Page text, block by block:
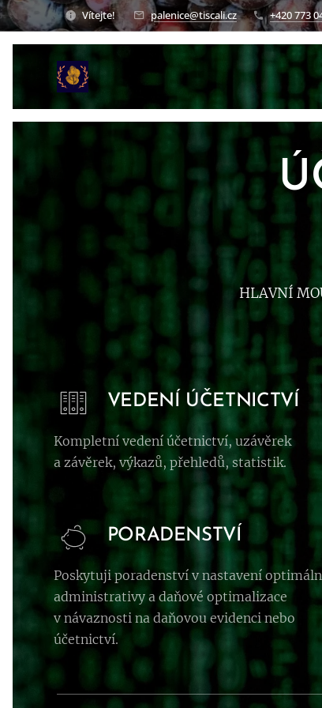
Vítejte! palenice@tiscali.cz +420 773
HLAVNÍ
VEDENÍ ÚČETNICTVÍ
Kompletní vedení účetnictví, uzávěrek
a závěrek, výkazů, přehledů, statistik.
PORADENSTVÍ
Poskytuji poradenství v nastavení
administrativy a daňové optimalizace
v návaznosti na daňovou evidenci nebo
účetnictví.